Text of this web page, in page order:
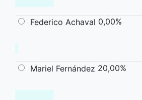
Federico Achaval 0,00%
Mariel Fernández 20,00%